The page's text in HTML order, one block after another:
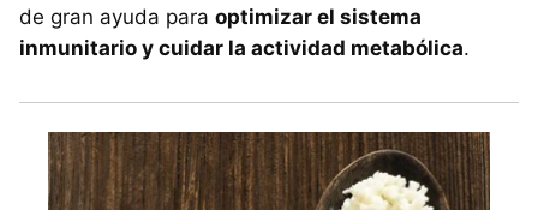
de gran ayuda para optimizar el sistema
inmunitario y cuidar la actividad metabólica.